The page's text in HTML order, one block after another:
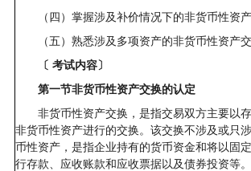
（四）掌握涉及补价情况下的非货币性资
（五）熟悉涉及多项资产的非货币性资产
〔 考试内容〕
第一节非货币性资产交换的认定
非货币性资产交换，是指交易双方主要以
非货币性资产进行的交换。该交换不涉及或只
币性资产，是指企业持有的货币资金和将以固
行存款、应收账款和应收票据以及债券投资等